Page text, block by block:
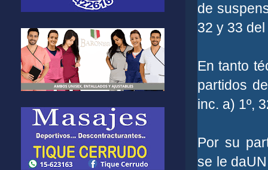
de
32 y 33 del
En tanto
partidos
inc. a) 1º,
Por su
se le